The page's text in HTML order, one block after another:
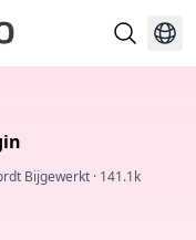
Bijgewerkt · 141.1k